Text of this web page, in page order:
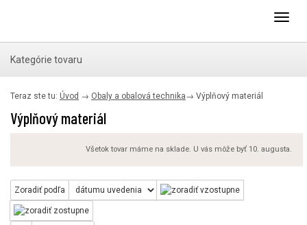
Kategórie tovaru
Teraz ste tu: Úvod → Obaly a obalová technika→ Výplňový materiál
Výplňový materiál
Všetok tovar máme na sklade. U vás môže byť 10. augusta.
Zoradiť podľa